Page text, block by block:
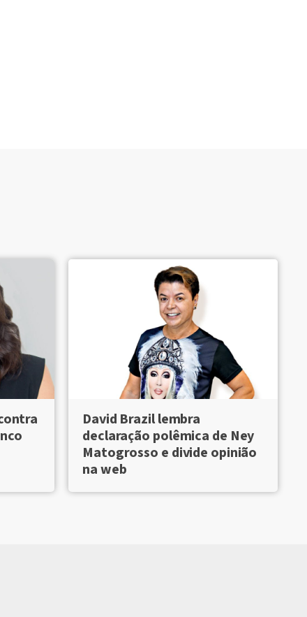
David Brazil lembra
declaração polêmica de Ney
Matogrosso e divide opinião
na web